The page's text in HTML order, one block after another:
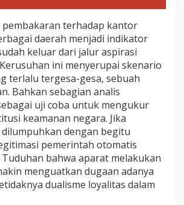
pembakaran terhadap kantor
daerah menjadi indikator
keluar dari jalur aspirasi
ini menyerupai skenario
terlalu tergesa-gesa, sebuah
Bahkan sebagian analis
uji coba untuk mengukur
keamanan negara. Jika
dengan begitu
pemerintah otomatis
bahwa aparat melakukan
menguatkan dugaan adanya
dualisme loyalitas dalam